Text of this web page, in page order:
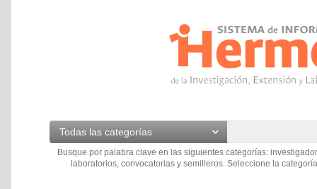
Todas las categorías
Busque por palabra clave en las siguientes categorías:
laboratorios, convocatorias y semilleros. Seleccione la